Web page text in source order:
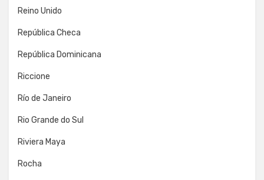
Reino Unido
República Checa
República Dominicana
Riccione
Río de Janeiro
Rio Grande do Sul
Riviera Maya
Rocha